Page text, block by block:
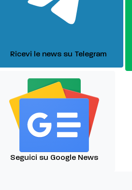
Ricevi le news su Telegram
Seguici su Google News